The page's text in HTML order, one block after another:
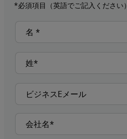
*必須項目（英語でご記入ください）